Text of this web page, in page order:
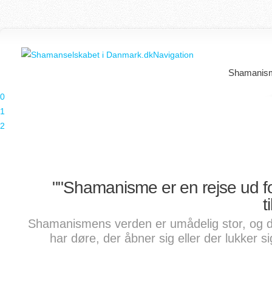
Navigation
0
1
2
""Shamanisme er en rejse ud
Shamanismens verden er umådelig stor,
har døre, der åbner sig eller der lukker